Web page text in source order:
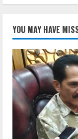
YOU MAY HAVE